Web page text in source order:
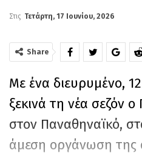
Στις Τετάρτη, 17 Ιουνίου, 2026
Share
Με ένα διευρυμένο,
ξεκινά τη νέα σεζόν
στον Παναθηναϊκό,
άμεση οργάνωση της